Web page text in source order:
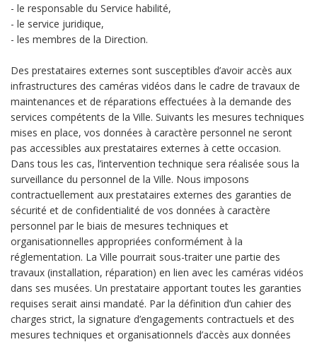
- le responsable du Service habilité,
- le service juridique,
- les membres de la Direction.
Des prestataires externes sont susceptibles d’avoir accès aux
infrastructures des caméras vidéos dans le cadre de travaux de
maintenances et de réparations effectuées à la demande des
services compétents de la Ville. Suivants les mesures techniques
mises en place, vos données à caractère personnel ne seront
pas accessibles aux prestataires externes à cette occasion.
Dans tous les cas, l’intervention technique sera réalisée sous la
surveillance du personnel de la Ville. Nous imposons
contractuellement aux prestataires externes des garanties de
sécurité et de confidentialité de vos données à caractère
personnel par le biais de mesures techniques et
organisationnelles appropriées conformément à la
réglementation. La Ville pourrait sous-traiter une partie des
travaux (installation, réparation) en lien avec les caméras vidéos
dans ses musées. Un prestataire apportant toutes les garanties
requises serait ainsi mandaté. Par la définition d’un cahier des
charges strict, la signature d’engagements contractuels et des
mesures techniques et organisationnels d’accès aux données